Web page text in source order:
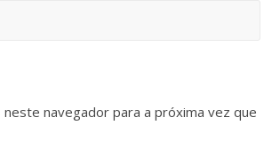
neste navegador para a próxima vez que